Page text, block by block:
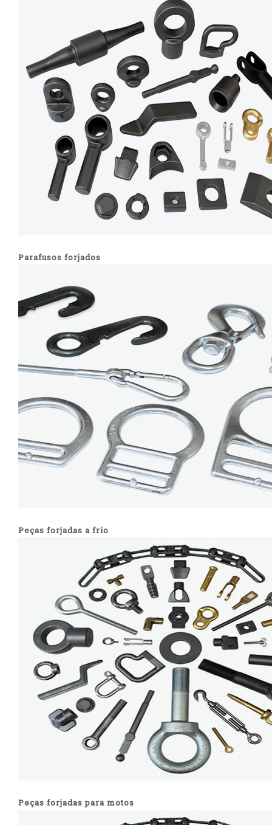
Parafusos forjados
Peças forjadas a frio
Peças forjadas para motos